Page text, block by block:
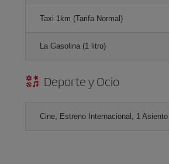
Taxi 1km (Tarifa Normal)
La Gasolina (1 litro)
Deporte y Ocio
Cine, Estreno Internacional, 1 Asiento